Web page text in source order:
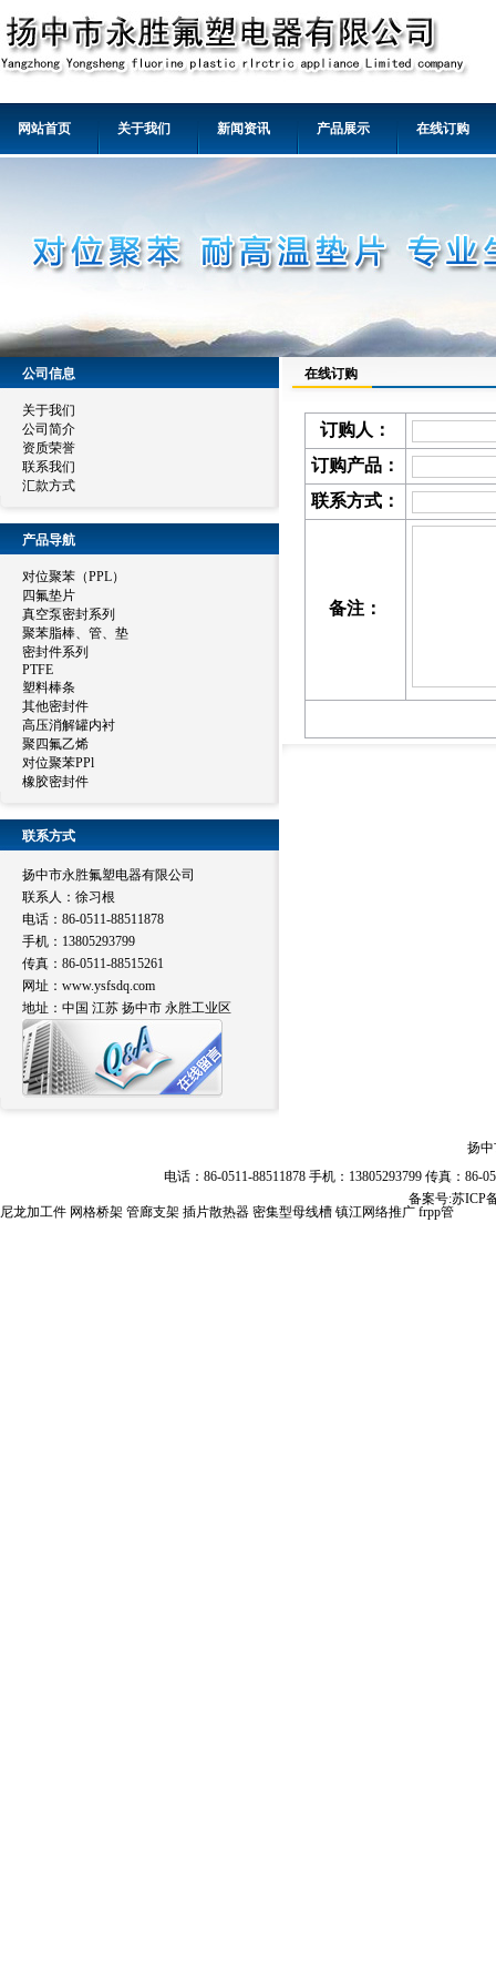
网站首页 关于我们 新闻资讯 产品展示 在线订购
公司信息
关于我们
公司简介
资质荣誉
联系我们
汇款方式
产品导航
对位聚苯（PPL）
四氟垫片
真空泵密封系列
聚苯脂棒、管、垫
密封件系列
PTFE
塑料棒条
其他密封件
高压消解罐内衬
聚四氟乙烯
对位聚苯PPl
橡胶密封件
联系方式
扬中市永胜氟塑电器有限公司
联系人：徐习根
电话：86-0511-88511878
手机：13805293799
传真：86-0511-88515261
网址：www.ysfsdq.com
地址：中国 江苏 扬中市 永胜工业区
在线订购
订购人：
订购产品：
联系方式：
备注：
扬
电话：86-0511-88511878 手机：13805293799 传真：
备案号:苏ICP
尼龙加工件 网格桥架 管廊支架 插片散热器 密集型母线槽 镇江网络推广 frpp管